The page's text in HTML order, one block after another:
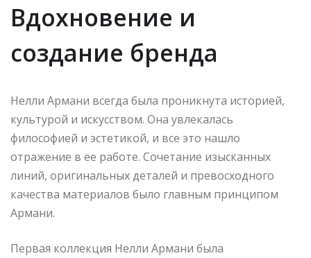
Вдохновение и
создание бренда
Нелли Армани всегда была проникнута историей,
культурой и искусством. Она увлекалась
философией и эстетикой, и все это нашло
отражение в ее работе. Сочетание изысканных
линий, оригинальных деталей и превосходного
качества материалов было главным принципом
Армани.
Первая коллекция Нелли Армани была